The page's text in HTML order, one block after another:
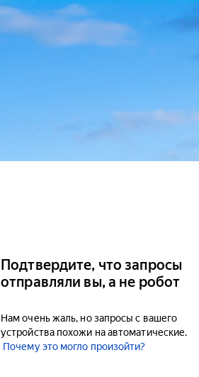
Подтвердите, что запросы
отправляли вы, а не робот
Нам очень жаль, но запросы с вашего
устройства похожи на автоматические.
Почему это могло произойти?